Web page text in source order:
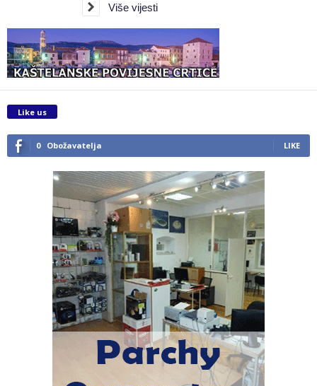
Više vijesti
Like us
0 Obožavatelja LIKE